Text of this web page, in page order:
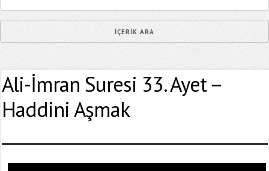
Ali-İmran Suresi 33. Ayet –
Haddini Aşmak
Epostanız (*)
Yaşadığınız Hatanın Ayrıntıları